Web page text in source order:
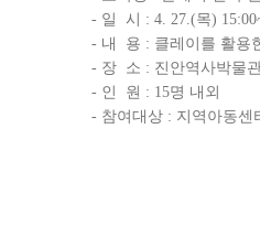
- 일 시 : 4. 27.(목)
- 내 용 : 클레이를 활용
- 장 소 : 진안역사박물
- 인 원 : 15명 내외
- 참여대상 : 지역아동센